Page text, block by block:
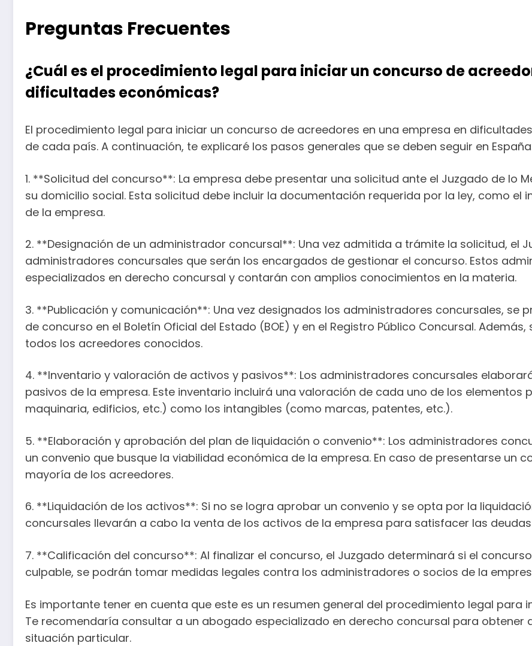
Preguntas Frecuentes
¿Cuál es el procedimiento legal para iniciar un concurso de
dificultades económicas?
El procedimiento legal para iniciar un concurso de acreedores en una empresa en
de cada país. A continuación, te explicaré los pasos generales que se deben seguir en
1. **Solicitud del concurso**: La empresa debe presentar una solicitud ante el Juzgado de lo
su domicilio social. Esta solicitud debe incluir la documentación requerida por la ley, como
de la empresa.
2. **Designación de un administrador concursal**: Una vez admitida a trámite la solicitud, el
administradores concursales que serán los encargados de gestionar el concurso. Estos
especializados en derecho concursal y contarán con amplios conocimientos en la materia.
3. **Publicación y comunicación**: Una vez designados los administradores concursales, se
de concurso en el Boletín Oficial del Estado (BOE) y en el Registro Público Concursal.
todos los acreedores conocidos.
4. **Inventario y valoración de activos y pasivos**: Los administradores concursales
pasivos de la empresa. Este inventario incluirá una valoración de cada uno de los
maquinaria, edificios, etc.) como los intangibles (como marcas, patentes, etc.).
5. **Elaboración y aprobación del plan de liquidación o convenio**: Los administradores
un convenio que busque la viabilidad económica de la empresa. En caso de presentarse un
mayoría de los acreedores.
6. **Liquidación de los activos**: Si no se logra aprobar un convenio y se opta por la
concursales llevarán a cabo la venta de los activos de la empresa para satisfacer las
7. **Calificación del concurso**: Al finalizar el concurso, el Juzgado determinará si el
culpable, se podrán tomar medidas legales contra los administradores o socios de la
Es importante tener en cuenta que este es un resumen general del procedimiento legal para
Te recomendaría consultar a un abogado especializado en derecho concursal para
situación particular.